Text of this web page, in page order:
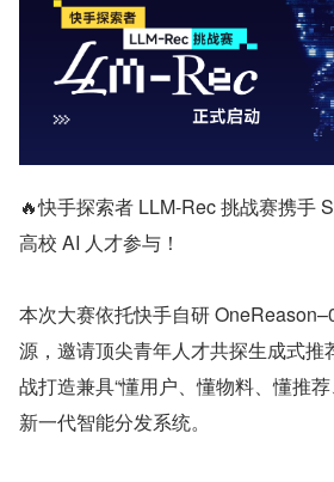
🔥快手探索者 LLM-Rec 挑战赛携手
高校 AI 人才参与！
本次大赛依托快手自研
源，邀请顶尖青年人才共探生成式推
战打造兼具“懂用户、懂物料、懂推
新一代智能分发系统。